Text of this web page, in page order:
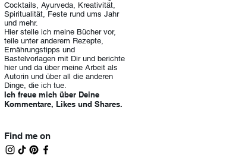
Cocktails, Ayurveda, Kreativität,
Spiritualität, Feste rund ums Jahr
und mehr.
Hier stelle ich meine Bücher vor,
teile unter anderem Rezepte,
Ernährungstipps und
Bastelvorlagen mit Dir und berichte
hier und da über meine Arbeit als
Autorin und überall die anderen
Dinge, die ich tue.
Ich freue mich über Deine
Kommentare, Likes und Shares.
Find me on